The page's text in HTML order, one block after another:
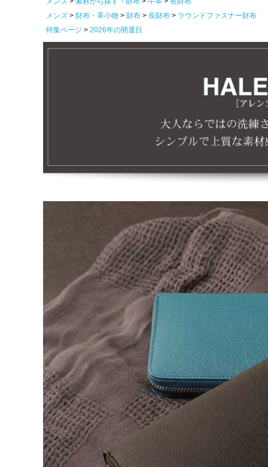
メンズ
財布・革小物 財布 長財布
ラウンドファスナー財布
特集ページ
2026年の開運日